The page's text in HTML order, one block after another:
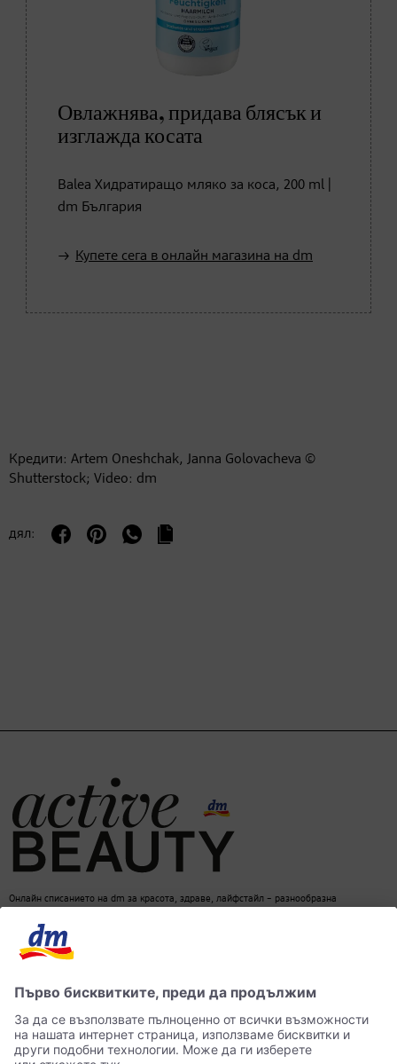
Овлажнява, придава блясък и
изглажда косата
Balea Хидратиращо мляко за коса, 200 ml |
dm България
Купете сега в онлайн магазина на dm
Кредити: Artem Oneshchak, Janna Golovacheva ©
Shutterstock; Video: dm
дял:
Онлайн списанието на dm за красота, здраве, лайфстайл – разнообразна